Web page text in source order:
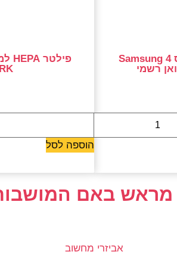
סמסונג גלקסי באדס 4 Samsung
הוספה לסל
מראש באם
אביזרי מחשוב